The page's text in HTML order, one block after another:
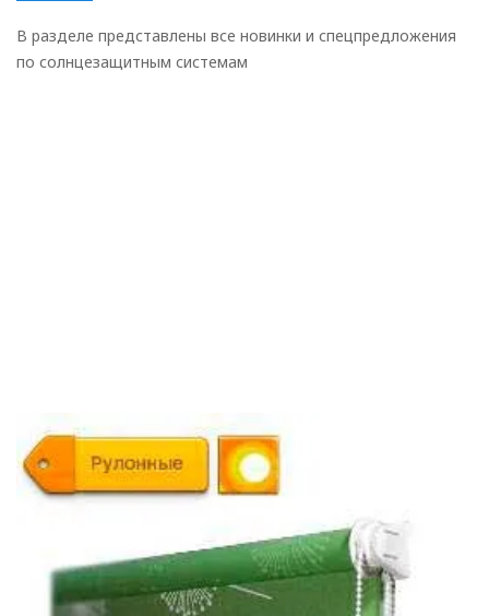
В разделе представлены все новинки и спецпредложения
по солнцезащитным системам